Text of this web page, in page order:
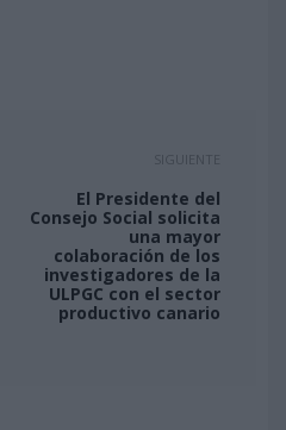
SIGUIENTE
El Presidente del
Consejo Social solicita
una mayor
colaboración de los
investigadores de la
ULPGC con el sector
productivo canario